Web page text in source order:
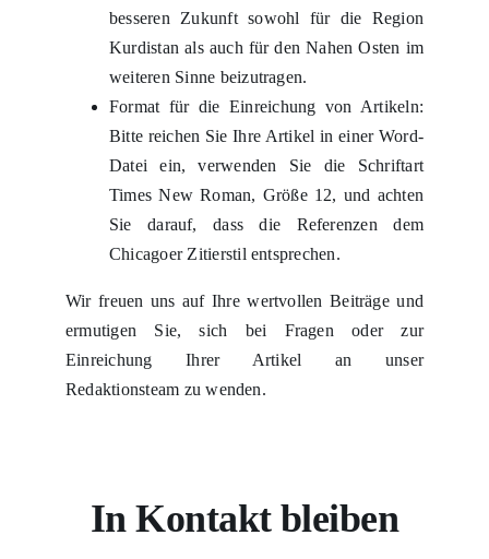
besseren Zukunft sowohl für die Region
Kurdistan als auch für den Nahen Osten im
weiteren Sinne beizutragen.
Format für die Einreichung von Artikeln:
Bitte reichen Sie Ihre Artikel in einer Word-
Datei ein, verwenden Sie die Schriftart
Times New Roman, Größe 12, und achten
Sie darauf, dass die Referenzen dem
Chicagoer Zitierstil entsprechen.
Wir freuen uns auf Ihre wertvollen Beiträge und
ermutigen Sie, sich bei Fragen oder zur
Einreichung Ihrer Artikel an unser
Redaktionsteam zu wenden.
In Kontakt bleiben